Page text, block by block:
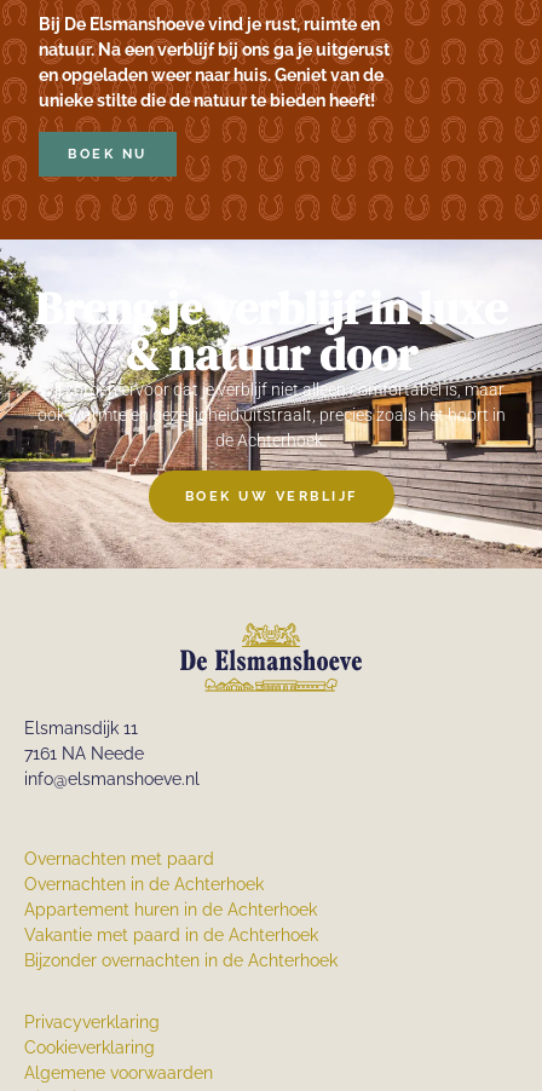
Bij De Elsmanshoeve vind je rust, ruimte en
natuur. Na een verblijf bij ons ga je uitgerust
en opgeladen weer naar huis. Geniet van de
unieke stilte die de natuur te bieden heeft!
BOEK NU
Breng je verblijf in luxe
& natuur door
Wij zorgen ervoor dat je verblijf niet alleen comfortabel is, maar
ook warmte en gezelligheid uitstraalt, precies zoals het hoort in
de Achterhoek.
BOEK UW VERBLIJF
Elsmansdijk 11
7161 NA Neede
info@elsmanshoeve.nl
Overnachten met paard
Overnachten in de Achterhoek
Appartement huren in de Achterhoek
Vakantie met paard in de Achterhoek
Bijzonder overnachten in de Achterhoek
Privacyverklaring
Cookieverklaring
Algemene voorwaarden